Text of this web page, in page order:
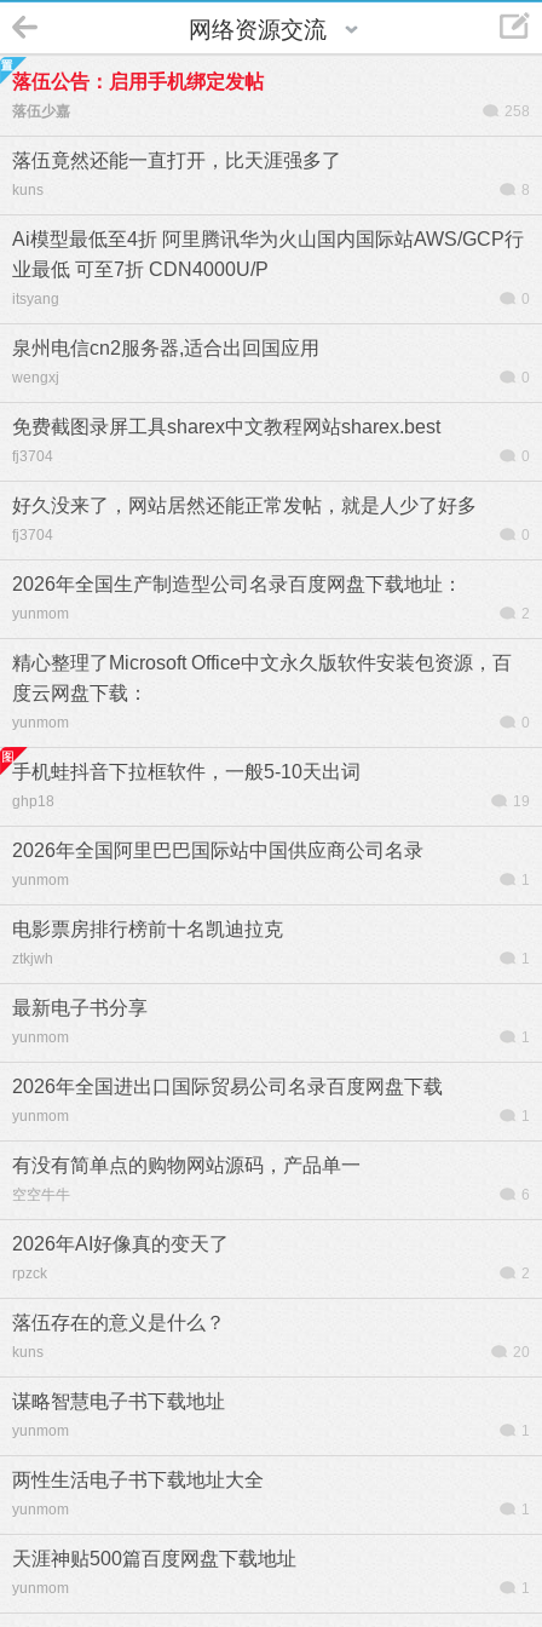
网络资源交流
落伍公告：启用手机绑定发帖
落伍少嘉 258
落伍竟然还能一直打开，比天涯强多了
kuns 8
Ai模型最低至4折 阿里腾讯华为火山国内国际站AWS/GCP行
业最低 可至7折 CDN4000U/P
itsyang 0
泉州电信cn2服务器,适合出回国应用
wengxj 0
免费截图录屏工具sharex中文教程网站sharex.best
fj3704 0
好久没来了，网站居然还能正常发帖，就是人少了好多
fj3704 0
2026年全国生产制造型公司名录百度网盘下载地址：
yunmom 2
精心整理了Microsoft Office中文永久版软件安装包资源，百
度云网盘下载：
yunmom 0
手机蛙抖音下拉框软件，一般5-10天出词
ghp18 19
2026年全国阿里巴巴国际站中国供应商公司名录
yunmom 1
电影票房排行榜前十名凯迪拉克
ztkjwh 1
最新电子书分享
yunmom 1
2026年全国进出口国际贸易公司名录百度网盘下载
yunmom 1
有没有简单点的购物网站源码，产品单一
空空牛牛 6
2026年AI好像真的变天了
rpzck 2
落伍存在的意义是什么？
kuns 20
谋略智慧电子书下载地址
yunmom 1
两性生活电子书下载地址大全
yunmom 1
天涯神贴500篇百度网盘下载地址
yunmom 1